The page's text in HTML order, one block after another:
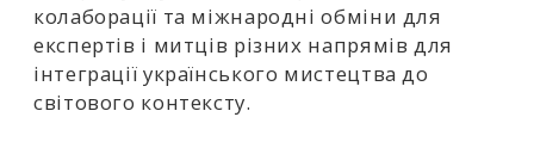
захищена, надто видима, надто поїхала,
надто залишилася.
Ця виставка не про образ «жінки як
колаборації та міжнародні обміни для
експертів і митців різних напрямів для
інтеграції українського мистецтва до
світового контексту.